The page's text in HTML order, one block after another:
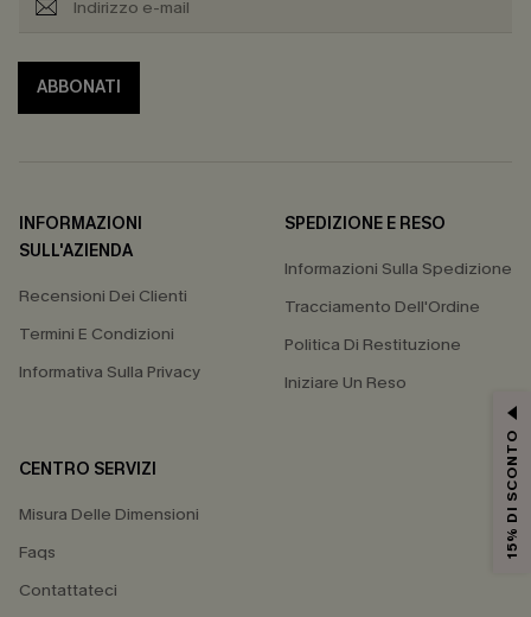
ABBONATI
INFORMAZIONI
SULL'AZIENDA
Recensioni Dei Clienti
Termini E Condizioni
Informativa Sulla Privacy
SPEDIZIONE E RESO
Informazioni Sulla Spedizione
Tracciamento Dell'Ordine
Politica Di Restituzione
Iniziare Un Reso
CENTRO SERVIZI
Misura Delle Dimensioni
Faqs
Contattateci
15% DI SCONTO